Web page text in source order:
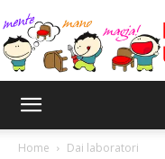
Home Dai laboratori